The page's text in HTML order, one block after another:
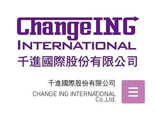
千進國際股份有限公司
CHANGE ING INTERNATIONAL
Co.,Ltd.